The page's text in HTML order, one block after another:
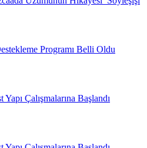
Programı Belli Oldu
Çalışmalarına Başlandı